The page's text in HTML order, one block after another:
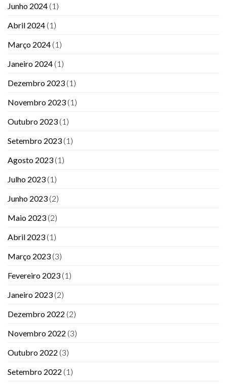
Junho 2024 (1)
Abril 2024 (1)
Março 2024 (1)
Janeiro 2024 (1)
Dezembro 2023 (1)
Novembro 2023 (1)
Outubro 2023 (1)
Setembro 2023 (1)
Agosto 2023 (1)
Julho 2023 (1)
Junho 2023 (2)
Maio 2023 (2)
Abril 2023 (1)
Março 2023 (3)
Fevereiro 2023 (1)
Janeiro 2023 (2)
Dezembro 2022 (2)
Novembro 2022 (3)
Outubro 2022 (3)
Setembro 2022 (1)